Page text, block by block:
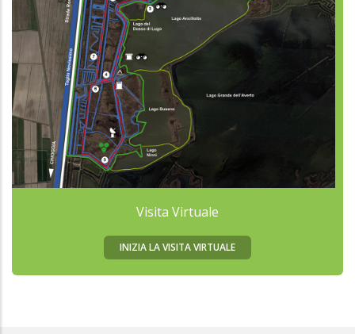
Visita Virtuale
INIZIA LA VISITA VIRTUALE